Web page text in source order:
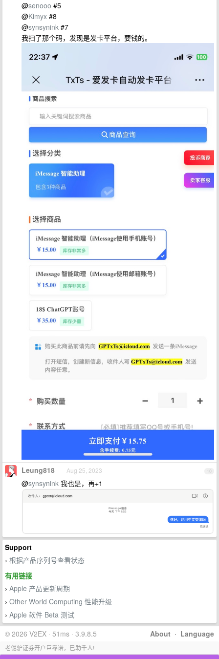
@senooo #5
@Kimyx #8
@synsynink #7
我扫了那个码，发现是发卡平台，要钱的。
10
Leung818 Aug 25, 2023
@synsynink 我也是，再+1
Support
› 根据产品序列号查看状态
有用链接
› Apple 产品更新周期
› Other World Computing 性能升级
› Apple 软件 Beta 测试
About · Language
© 2026 V2EX · 51ms · 3.9.8.5
老倔驴证券开户巨靠谱，已助千人!